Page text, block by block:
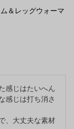
＆レッグウォーマ
感じはたいへん
感じは打ち消さ
、大丈夫な素材